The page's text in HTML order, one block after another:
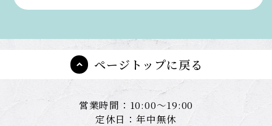
ページトップに戻る
営業時間：10:00～19:00
定休日：年中無休